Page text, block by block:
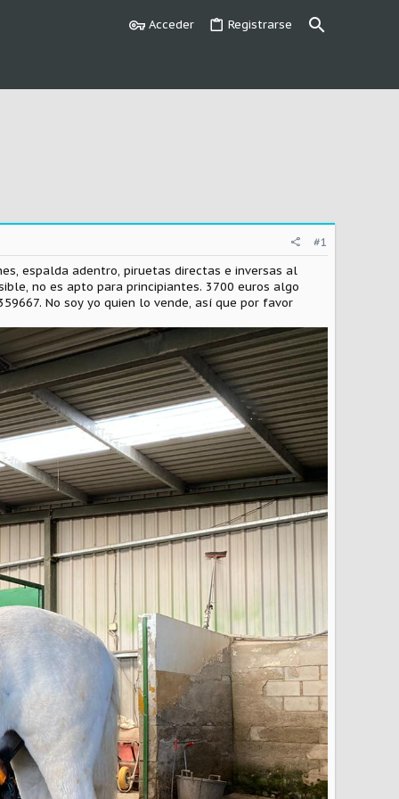
Acceder Registrarse
#1
espalda adentro, piruetas directas e inversas al
no es apto para principiantes. 3700 euros algo
No soy yo quien lo vende, así que por favor